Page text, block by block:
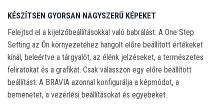
KÉSZÍTSEN GYORSAN NAGYSZERŰ KÉPEKET
Felejtsd el a kijelzőbeállításokkal való babrálást. A One Step
Setting az Ön környezetéhez hangolt előre beállított értékeket
kínál, beleértve a tárgyalót, az élénk jelzéseket, a természetes
feliratokat és a grafikát. Csak válasszon egy előre beállított
beállítást: A BRAVIA azonnal konfigurálja a képmódot, a
bemenetet, a vezérlési beállításokat és egyebeket.